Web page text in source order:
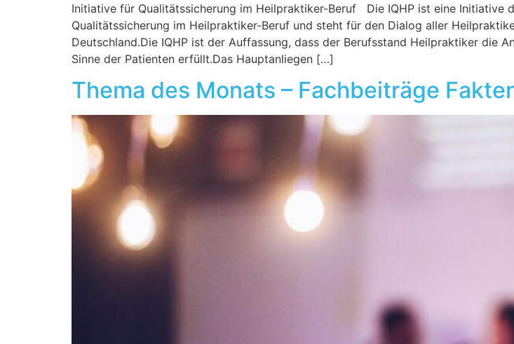
Initiative für Qualitätssicherung im Heilpraktiker-Beruf Die IQHP ist eine Initiative
Qualitätssicherung im Heilpraktiker-Beruf und steht für den Dialog aller
Deutschland.Die IQHP ist der Auffassung, dass der Berufsstand Heilpraktiker die
Sinne der Patienten erfüllt.Das Hauptanliegen […]
Thema des Monats – Fachbeiträge